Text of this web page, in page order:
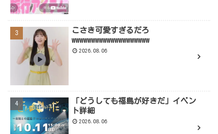
こさき可愛すぎるだろ
wwwwwwwwwwwwwwwwwwww
2026.08.06
「どうしても福島が好きだ」イベン
ト詳細
2026.08.06